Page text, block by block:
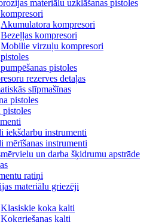
materiālu uzklāšanas pistoles
Akumulatora kompresori
Bezeļļas kompresori
Mobilie virzuļu kompresori
pistoles
rezerves detaļas
slīpmašīnas
pistoles
pistoles
iekšdarbu instrumenti
mērīšanas instrumenti
un darba šķidrumu apstrāde
ratiņi
materiālu griezēji
Klasiskie koka kalti
Kokgriešanas kalti